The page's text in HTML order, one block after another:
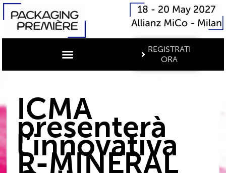
REGISTRATI
ORA
ICMA
presenterà
l’innovativa
R-MINERAL